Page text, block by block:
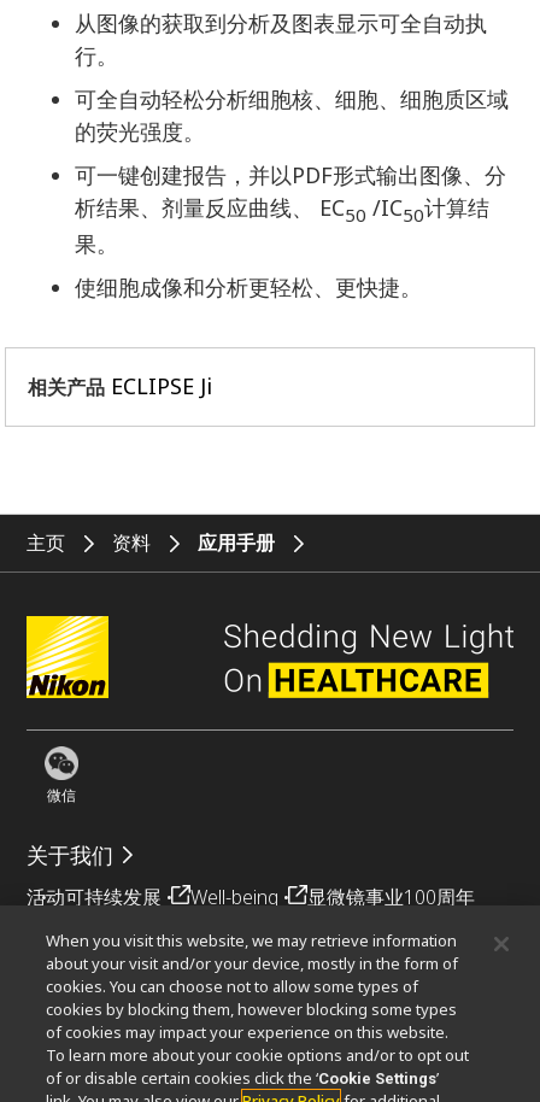
从图像的获取到分析及图表显示可全自动执
行。
可全自动轻松分析细胞核、细胞、细胞质区域
的荧光强度。
可一键创建报告，并以PDF形式输出图像、分
析结果、剂量反应曲线、 EC50 /IC50计算结
果。
使细胞成像和分析更轻松、更快捷。
相关产品 ECLIPSE Ji
主页 资料 应用手册
微信
关于我们
活动可持续发展 Well-being 显微镜事业100周年
相关网站
物镜选择器PubScopeOEMNikon Small World
MicroscopyU
其他尼康产品
When you visit this website, we may retrieve information
about your visit and/or your device, mostly in the form of
cookies. You can choose not to allow some types of
cookies by blocking them, however blocking some types
of cookies may impact your experience on this website.
To learn more about your cookie options and/or to opt out
of or disable certain cookies click the ‘Cookie Settings’